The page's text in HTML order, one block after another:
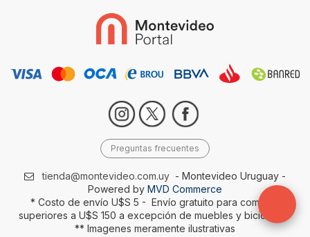
Preguntas frecuentes
tienda@montevideo.com.uy - Montevideo Uruguay -
Powered by MVD Commerce
* Costo de envío U$S 5 - Envío gratuito para compras
superiores a U$S 150 a excepción de muebles y bicicletas-
** Imagenes meramente ilustrativas